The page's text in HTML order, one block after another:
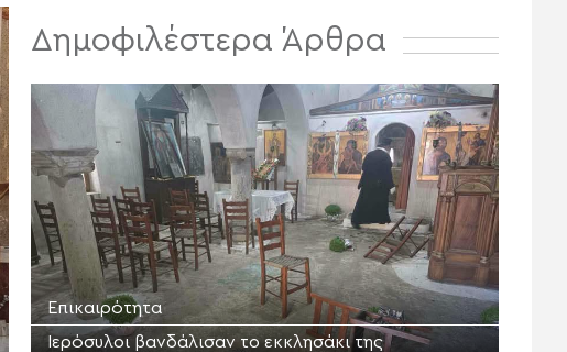
Δημοφιλέστερα Άρθρα
Επικαιρότητα
Ιερόσυλοι βανδάλισαν το εκκλησάκι της